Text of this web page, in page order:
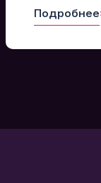
Подробнее